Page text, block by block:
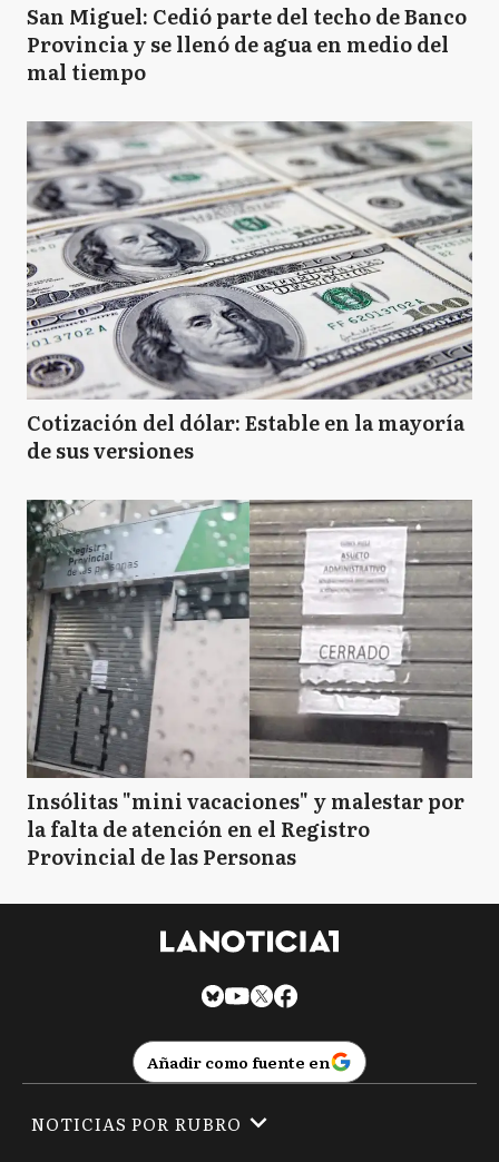
San Miguel: Cedió parte del techo de Banco
Provincia y se llenó de agua en medio del
mal tiempo
Cotización del dólar: Estable en la mayoría
de sus versiones
Insólitas "mini vacaciones" y malestar por
la falta de atención en el Registro
Provincial de las Personas
Añadir como fuente en
NOTICIAS POR RUBRO